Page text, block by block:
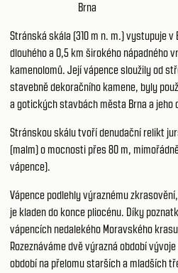
Brna
Stránská skála (310 m n. m.) vystupuje v
dlouhého a 0,5 km širokého nápadného
kamenolomů. Její vápence sloužily od
stavebně dekoračního kamene, byly
a gotických stavbách města Brna a jeho
Stránskou skálu tvoří denudační relikt
(malm) o mocnosti přes 80 m,
vápence).
Vápence podlehly výraznému
je kladen do konce pliocénu. Díky
vápencích nedalekého Moravského
Rozeznáváme dvě výrazná období
období na přelomu starších a mladších